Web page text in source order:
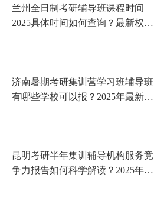
兰州全日制考研辅导班课程时间
2025具体时间如何查询？最新权威
济南暑期考研集训营学习班辅导班
有哪些学校可以报？2025年最新权
昆明考研半年集训辅导机构服务竞
争力报告如何科学解读？2025年最